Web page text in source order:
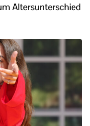
Altersunterschied